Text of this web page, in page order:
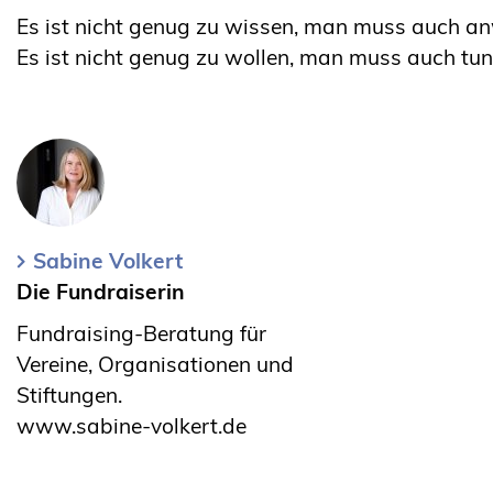
Es ist nicht genug zu wissen, man muss auch
Es ist nicht genug zu wollen, man muss auch
Sabine Volkert
Die Fundraiserin
Fundraising-Beratung für
Vereine, Organisationen und
Stiftungen.
www.sabine-volkert.de